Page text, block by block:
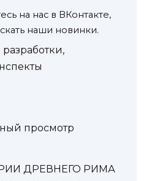
на нас в ВКонтакте,
наши новинки.
просмотр
ДРЕВНЕГО РИМА